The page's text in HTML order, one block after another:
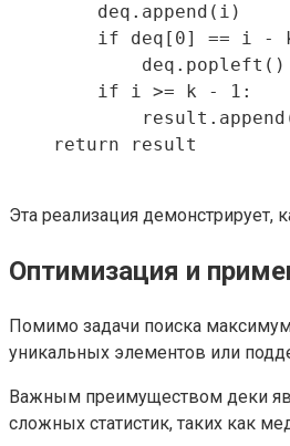
        deq.append(i)
if deq[0] == i -
            deq.popleft()
        if i >= k - 1:
    return result
Эта реализация демонстрирует,
Оптимизация и
Помимо задачи поиска
уникальных элементов или
Важным преимуществом деки
сложных статистик, таких как